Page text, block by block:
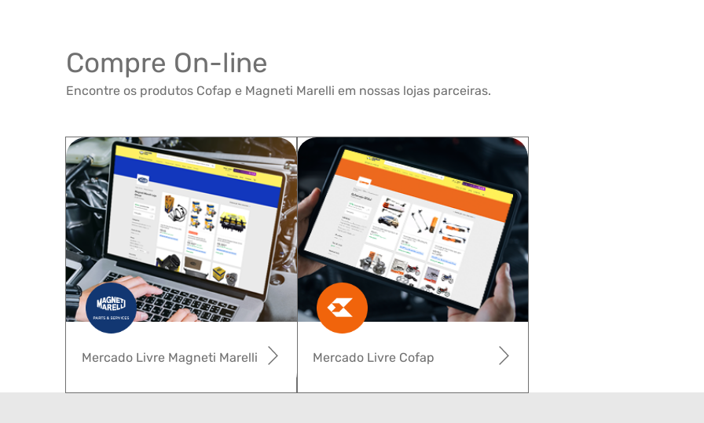
Compre On-line
Encontre os produtos Cofap e Magneti Marelli em nossas lojas parceiras.
Mercado Livre Cofap
Mercado Livre Magneti Marelli